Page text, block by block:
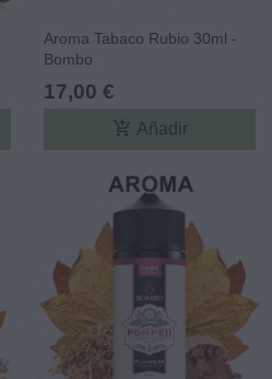
Aroma Tabaco Rubio 30ml -
Bombo
17,00 €
add_shopping_cart Añadir